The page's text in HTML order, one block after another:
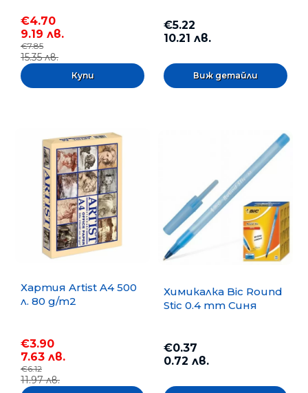
€4.70
9.19 лв.
€7.85
15.35 лв.
€5.22
10.21 лв.
Виж детайли
Хартия Artist A4 500
л. 80 g/m2
€3.90
7.63 лв.
€6.12
11.97 лв.
Химикалка Bic Round
Stic 0.4 mm Синя
€0.37
0.72 лв.